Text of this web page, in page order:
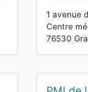
1 avenue
Centre
76530